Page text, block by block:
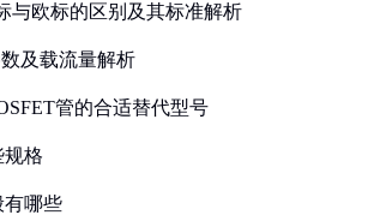
与欧标的区别及其标准解析
及载流量解析
管的合适替代型号
规格
有哪些